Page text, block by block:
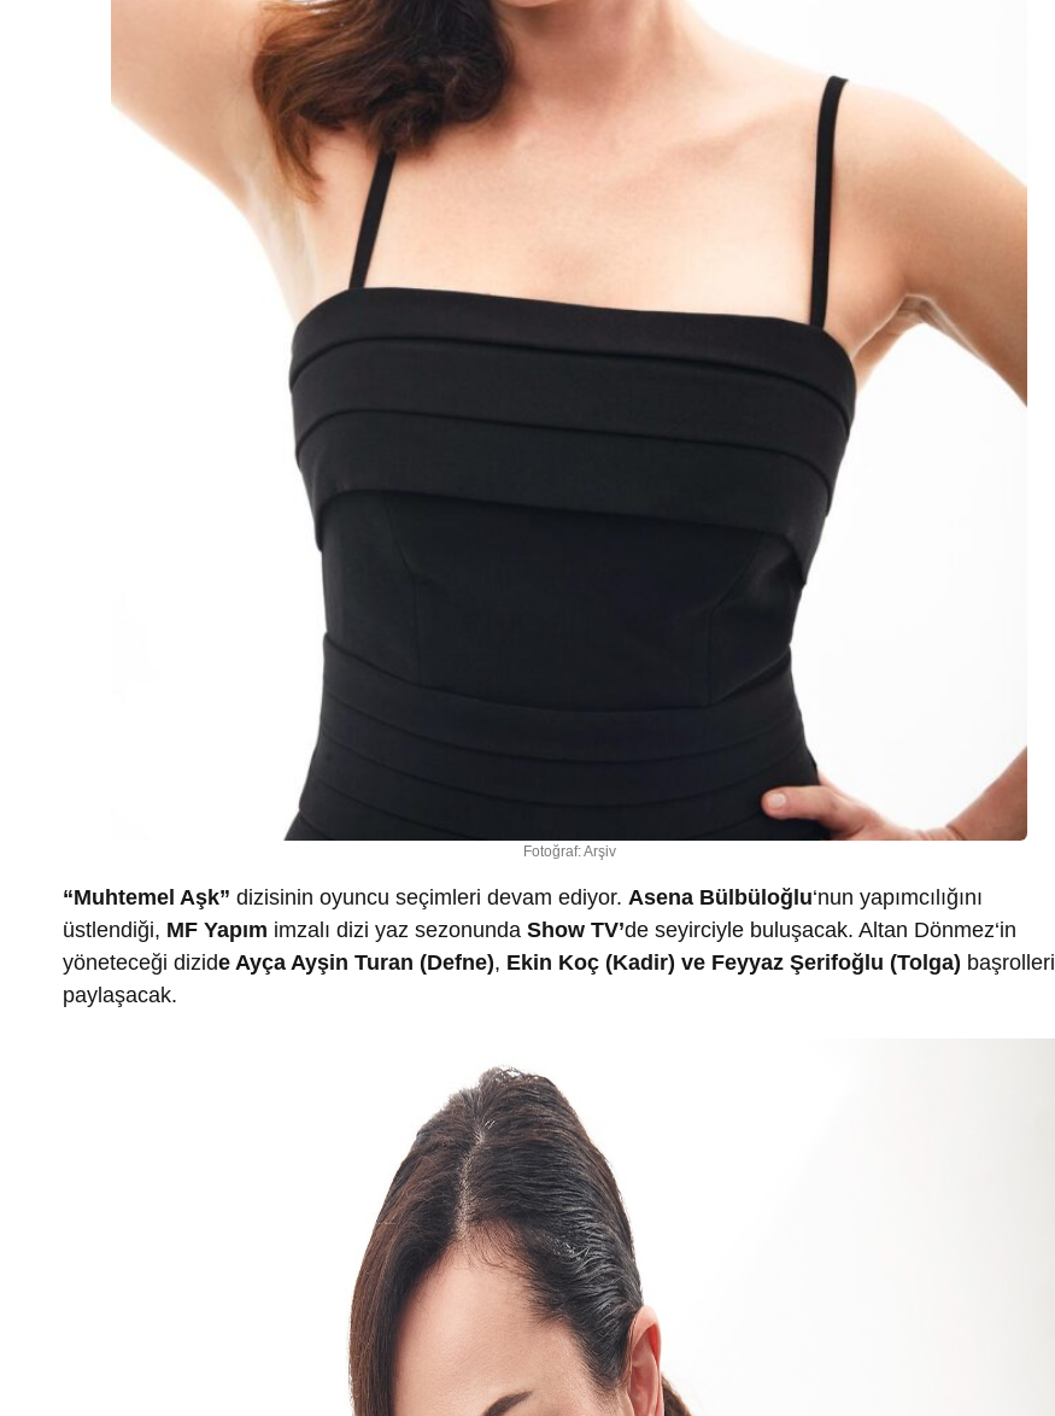
Fotoğraf: Arşiv
“Muhtemel Aşk” dizisinin oyuncu seçimleri devam ediyor. Asena Bülbüloğlu‘nun yapımcılığını
üstlendiği, MF Yapım imzalı dizi yaz sezonunda Show TV’de seyirciyle buluşacak. Altan Dönmez‘in
yöneteceği dizide Ayça Ayşin Turan (Defne), Ekin Koç (Kadir) ve Feyyaz Şerifoğlu (Tolga) başrolleri
paylaşacak.